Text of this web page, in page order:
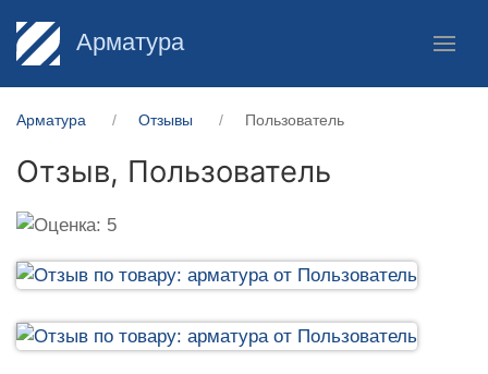
Арматура
Арматура Отзывы Пользователь
Отзыв, Пользователь